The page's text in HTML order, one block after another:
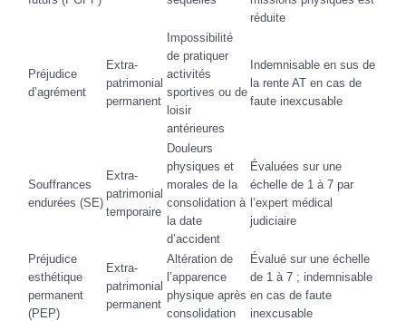
réduite
Préjudice
d’agrément
Extra-
patrimonial
permanent
Impossibilité
de pratiquer
activités
sportives ou de
loisir
antérieures
Indemnisable en sus de
la rente AT en cas de
faute inexcusable
Souffrances
endurées (SE)
Extra-
patrimonial
temporaire
Douleurs
physiques et
morales de la
consolidation à
la date
d’accident
Évaluées sur une
échelle de 1 à 7 par
l’expert médical
judiciaire
Préjudice
esthétique
permanent
(PEP)
Extra-
patrimonial
permanent
Altération de
l’apparence
physique après
consolidation
Évalué sur une échelle
de 1 à 7 ; indemnisable
en cas de faute
inexcusable